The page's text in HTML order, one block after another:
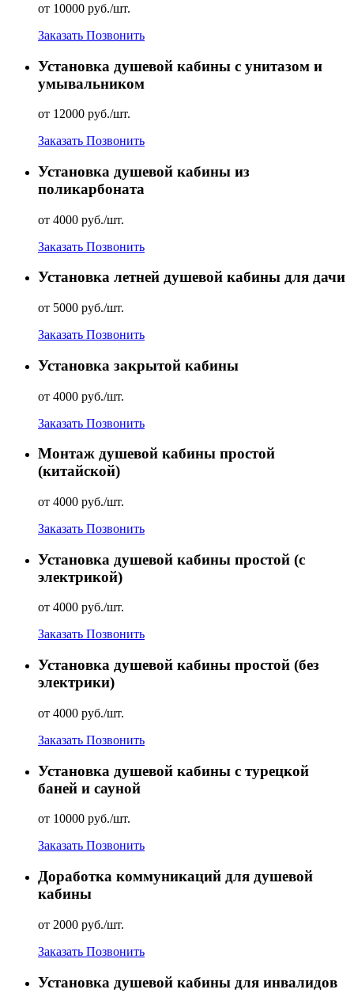
от 10000 руб./шт.
Заказать Позвонить
Установка душевой кабины с унитазом и
умывальником
от 12000 руб./шт.
Заказать Позвонить
Установка душевой кабины из
поликарбоната
от 4000 руб./шт.
Заказать Позвонить
Установка летней душевой кабины для дачи
от 5000 руб./шт.
Заказать Позвонить
Установка закрытой кабины
от 4000 руб./шт.
Заказать Позвонить
Монтаж душевой кабины простой
(китайской)
от 4000 руб./шт.
Заказать Позвонить
Установка душевой кабины простой (с
электрикой)
от 4000 руб./шт.
Заказать Позвонить
Установка душевой кабины простой (без
электрики)
от 4000 руб./шт.
Заказать Позвонить
Установка душевой кабины с турецкой
баней и сауной
от 10000 руб./шт.
Заказать Позвонить
Доработка коммуникаций для душевой
кабины
от 2000 руб./шт.
Заказать Позвонить
Установка душевой кабины для инвалидов